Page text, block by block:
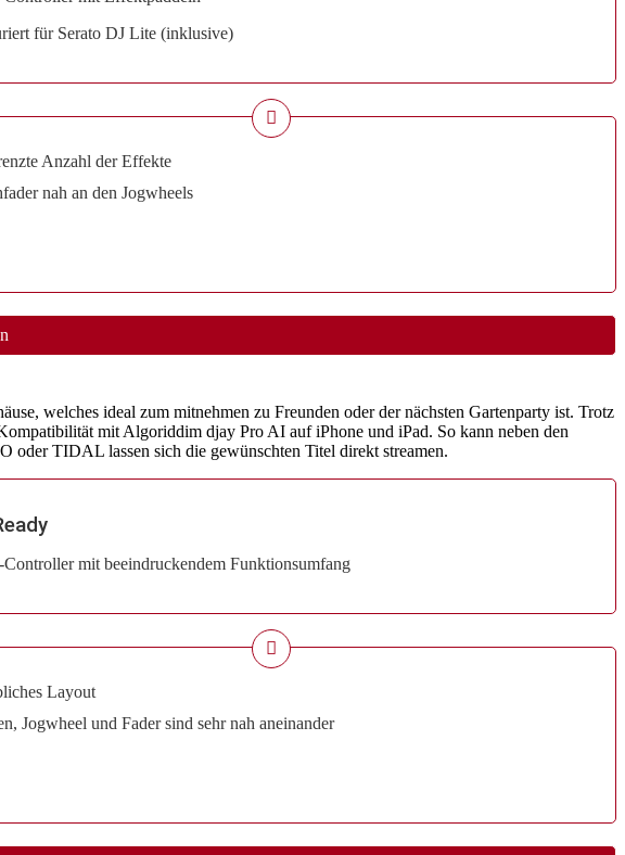
für Serato DJ Lite (inklusive)
Anzahl der Effekte
nah an den Jogwheels
welches ideal zum mitnehmen zu Freunden oder der nächsten Gartenparty ist. Trotz
mit Algoriddim djay Pro AI auf iPhone und iPad. So kann neben den
oder TIDAL lassen sich die gewünschten Titel direkt streamen.
mit beeindruckendem Funktionsumfang
Layout
Jogwheel und Fader sind sehr nah aneinander